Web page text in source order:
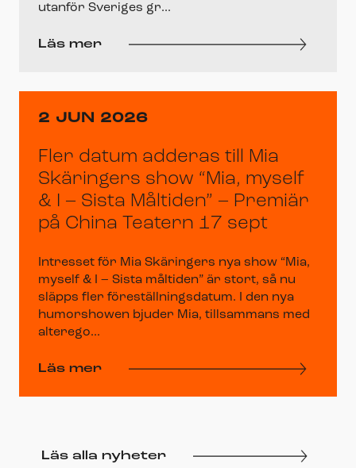
utanför Sveriges gr...
Läs mer
2 JUN 2026
Fler datum adderas till Mia
Skäringers show “Mia, myself
& I – Sista Måltiden” – Premiär
på China Teatern 17 sept
Intresset för Mia Skäringers nya show “Mia,
myself & I – Sista måltiden” är stort, så nu
släpps fler föreställningsdatum. I den nya
humorshowen bjuder Mia, tillsammans med
alterego...
Läs mer
Läs alla nyheter